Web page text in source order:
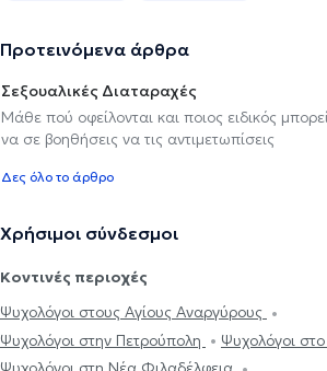
Προτεινόμενα άρθρα
Σεξουαλικές Διαταραχές
Μάθε πού οφείλονται και ποιος ειδικός
να σε βοηθήσεις να τις αντιμετωπίσεις
Δες όλο το άρθρο
Χρήσιμοι σύνδεσμοι
Κοντινές περιοχές
Ψυχολόγοι στους Αγίους Αναργύρους
Ψυχολόγοι στην Πετρούπολη
Ψυχολόγοι στο